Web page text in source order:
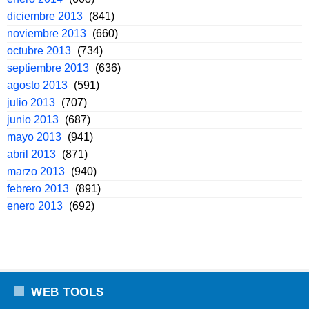
diciembre 2013 (841)
noviembre 2013 (660)
octubre 2013 (734)
septiembre 2013 (636)
agosto 2013 (591)
julio 2013 (707)
junio 2013 (687)
mayo 2013 (941)
abril 2013 (871)
marzo 2013 (940)
febrero 2013 (891)
enero 2013 (692)
WEB TOOLS